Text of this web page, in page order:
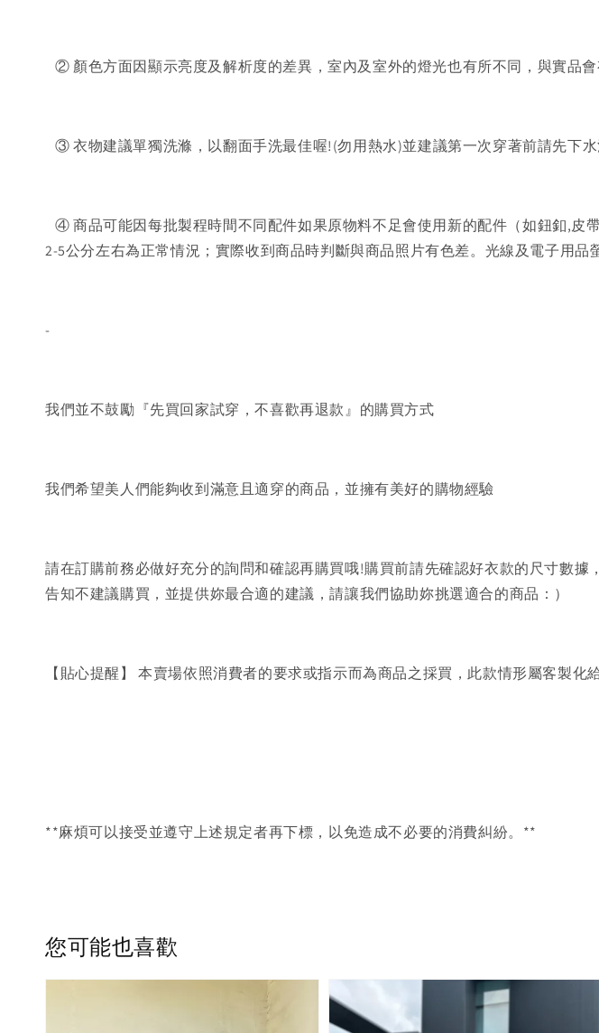
② 顏色方面因顯示亮度及解析度的差異，室內及室外的燈光也有所不同，與實品
③ 衣物建議單獨洗滌，以翻面手洗最佳喔!(勿用熱水)並建議第一次穿著前請先下
④ 商品可能因每批製程時間不同配件如果原物料不足會使用新的配件（如鈕釦,皮
2-5公分左右為正常情況；實際收到商品時判斷與商品照片有色差。光線及電子用
-
我們並不鼓勵『先買回家試穿，不喜歡再退款』的購買方式
我們希望美人們能夠收到滿意且適穿的商品，並擁有美好的購物經驗
請在訂購前務必做好充分的詢問和確認再購買哦!購買前請先確認好衣款的尺寸數
告知不建議購買，並提供妳最合適的建議，請讓我們協助妳挑選適合的商品：）
【貼心提醒】 本賣場依照消費者的要求或指示而為商品之採買，此款情形屬客製化給
**麻煩可以接受並遵守上述規定者再下標，以免造成不必要的消費糾紛。**
您可能也喜歡